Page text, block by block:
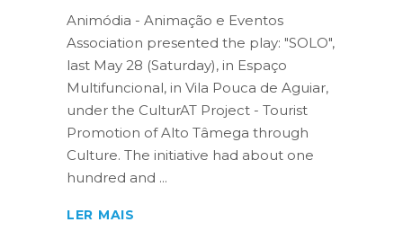
Animódia - Animação e Eventos
Association presented the play: "SOLO",
last May 28 (Saturday), in Espaço
Multifuncional, in Vila Pouca de Aguiar,
under the CulturAT Project - Tourist
Promotion of Alto Tâmega through
Culture. The initiative had about one
hundred and
LER MAIS